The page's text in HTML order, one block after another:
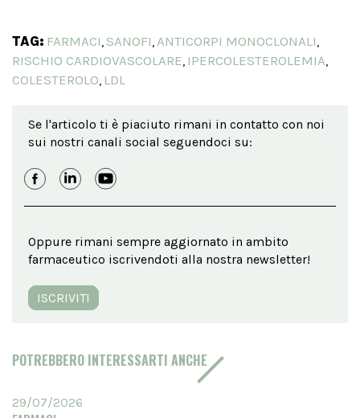
TAG: FARMACI, SANOFI,ANTICORPI MONOCLONALI,
RISCHIO CARDIOVASCOLARE, IPERCOLESTEROLEMIA,
COLESTEROLO, LDL
Se l'articolo ti è piaciuto rimani in contatto con noi
sui nostri canali social seguendoci su:
Oppure rimani sempre aggiornato in ambito
farmaceutico iscrivendoti alla nostra newsletter!
ISCRIVITI
POTREBBERO INTERESSARTI ANCHE
29/07/2026